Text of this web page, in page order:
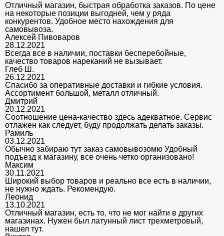
Отличный магазин, быстрая обработка заказов. По цене
на некоторые позиции выгодней, чем у ряда
конкурентов. Удобное место нахождения для
самовывоза.
Алексей Пивоваров
28.12.2021
Всегда все в наличии, поставки бесперебойные,
качество товаров нареканий не вызывает.
Глеб Ш.
26.12.2021
Спасибо за оперативные доставки и гибкие условия.
Ассортимент большой, металл отличный.
Дмитрий
20.12.2021
Соотношение цена-качество здесь адекватное. Сервис
отлажен как следует, буду продолжать делать заказы.
Рамиль
03.12.2021
Обычно забираю тут заказ самовывозомю Удобный
подъезд к магазину, все очень четко организовано!
Максим
30.11.2021
Широкий выбор товаров и реально все есть в наличии,
не нужно ждать. Рекомендую.
Леонид
13.10.2021
Отличный магазин, есть то, что не мог найти в других
магазинах. Нужен был латунный лист трехметровый,
нашел тут.